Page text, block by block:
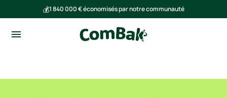
💰1 840 000 € économisés par notre communauté